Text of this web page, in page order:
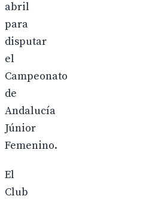
abril
para
disputar
el
Campeonato
de
Andalucía
Júnior
Femenino.
El
Club